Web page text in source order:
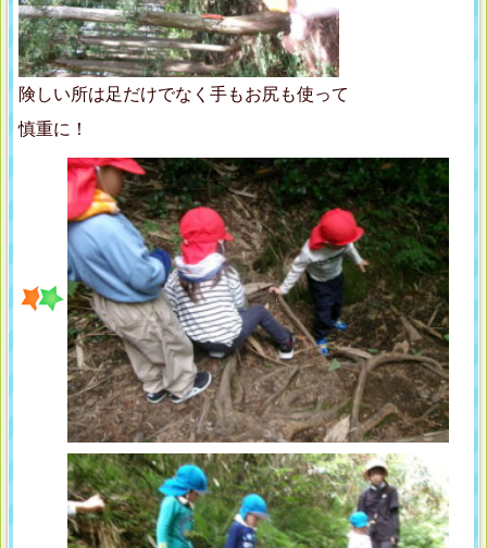
険しい所は足だけでなく手もお尻も使って
慎重に！